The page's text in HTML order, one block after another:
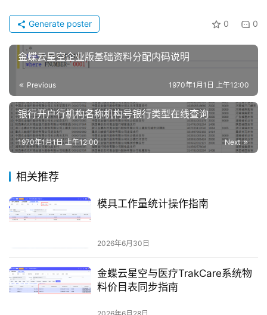
0 0
Generate poster
金蝶云星空企业版基础资料分配内码说明
Previous 1970年1月1日 上午12:00
银行开户行机构名称机构号银行类型在线查询
Next
1970年1月1日 上午12:00
相关推荐
模具工作量统计操作指南
2026年6月30日
金蝶云星空与医疗TrakCare系统物
料价目表同步指南